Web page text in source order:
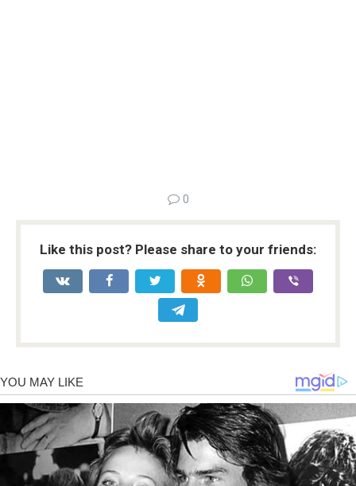
0
Like this post? Please share to your friends: